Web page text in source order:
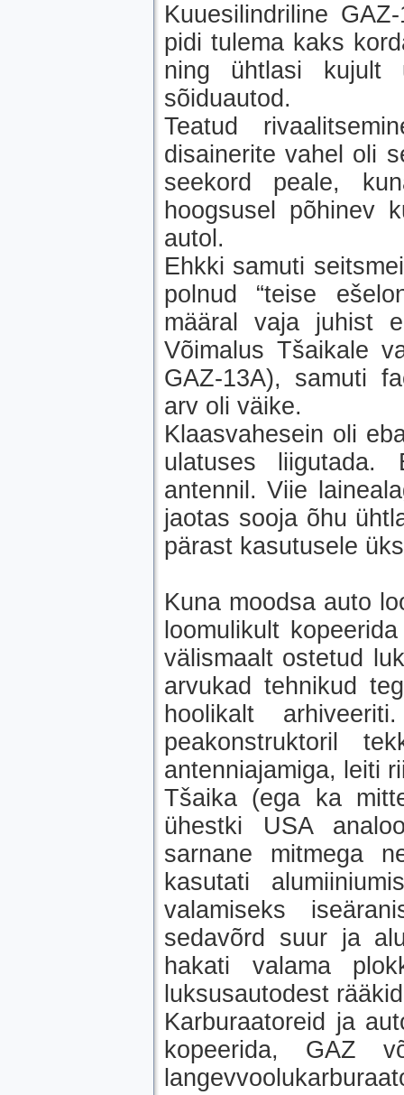
Kuuesilindriline
pidi tulema kaks
ning ühtlasi kujult
sõiduautod.
Teatud
disainerite vahel oli
seekord peale,
hoogsusel põhinev
autol.
Ehkki samuti
polnud “teise
määral vaja juhist
Võimalus Tšaikale
GAZ-13A), samuti
arv oli väike.
Klaasvahesein oli
ulatuses liigutada.
antennil. Viie
jaotas sooja õhu
pärast kasutusele
Kuna moodsa auto
loomulikult
välismaalt ostetud
arvukad tehnikud
hoolikalt
peakonstruktoril
antenniajamiga, leiti
Tšaika (ega ka
ühestki USA
sarnane mitmega
kasutati
valamiseks
sedavõrd suur ja
hakati valama
luksusautodest
Karburaatoreid ja
kopeerida, GAZ